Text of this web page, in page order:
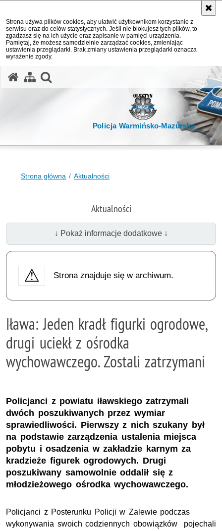
Strona używa plików cookies, aby ułatwić użytkownikom korzystanie z
serwisu oraz do celów statystycznych. Jeśli nie blokujesz tych plików, to
zgadzasz się na ich użycie oraz zapisanie w pamięci urządzenia.
Pamiętaj, że możesz samodzielnie zarządzać cookies, zmieniając
ustawienia przeglądarki. Brak zmiany ustawienia przeglądarki oznacza
wyrażenie zgody.
Policja Warmińsko-Mazurska
Strona główna Aktualności
Aktualności
↓ Pokaż informacje dodatkowe ↓
Strona znajduje się w archiwum.
Iława: Jeden kradł figurki ogrodowe,
drugi uciekł z ośrodka
wychowawczego. Zostali zatrzymani
Policjanci z powiatu iławskiego zatrzymali
dwóch poszukiwanych przez wymiar
sprawiedliwości. Pierwszy z nich szukany był
na podstawie zarządzenia ustalenia miejsca
pobytu i osadzenia w zakładzie karnym za
kradzieże figurek ogrodowych. Drugi
poszukiwany samowolnie oddalił się z
młodzieżowego ośrodka wychowawczego.
Policjanci z Posterunku Policji w Zalewie podczas
wykonywania swoich codziennych obowiązków pojechali